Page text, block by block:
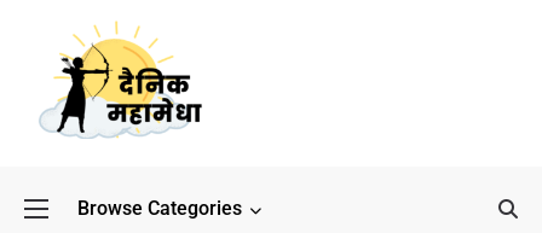
Browse Categories